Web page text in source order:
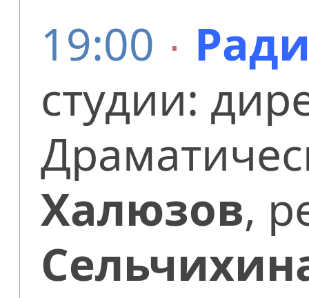
19:00 ∙
студии:
Халюзов,